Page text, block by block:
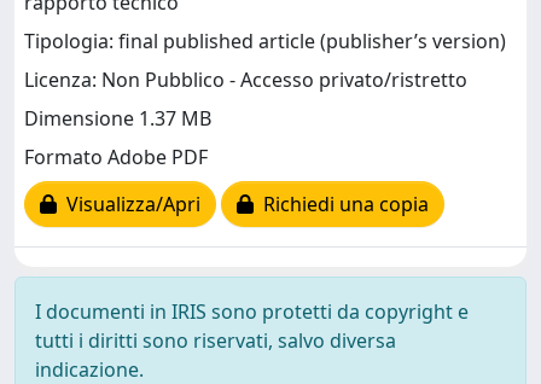
Tipologia: final published article (publisher’s version)
Licenza: Non Pubblico - Accesso privato/ristretto
Dimensione 1.37 MB
Formato Adobe PDF
Visualizza/Apri
Richiedi una copia
I documenti in IRIS sono protetti da copyright e
tutti i diritti sono riservati, salvo diversa
indicazione.